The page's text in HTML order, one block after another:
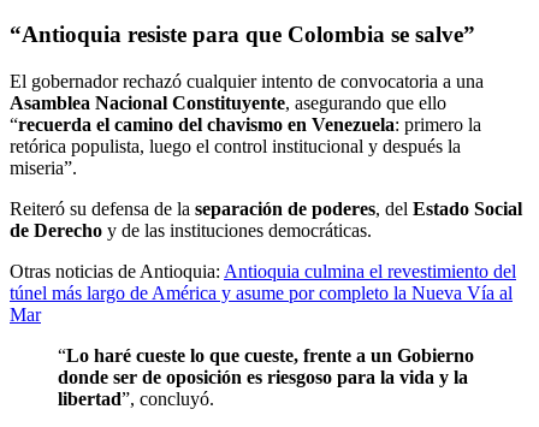
“Antioquia resiste para que Colombia se salve”
El gobernador rechazó cualquier intento de convocatoria a una
Asamblea Nacional Constituyente, asegurando que ello
“recuerda el camino del chavismo en Venezuela: primero la
retórica populista, luego el control institucional y después la
miseria”.
Reiteró su defensa de la separación de poderes, del Estado Social
de Derecho y de las instituciones democráticas.
Otras noticias de Antioquia: Antioquia culmina el revestimiento del
túnel más largo de América y asume por completo la Nueva Vía al
Mar
“Lo haré cueste lo que cueste, frente a un Gobierno
donde ser de oposición es riesgoso para la vida y la
libertad”, concluyó.